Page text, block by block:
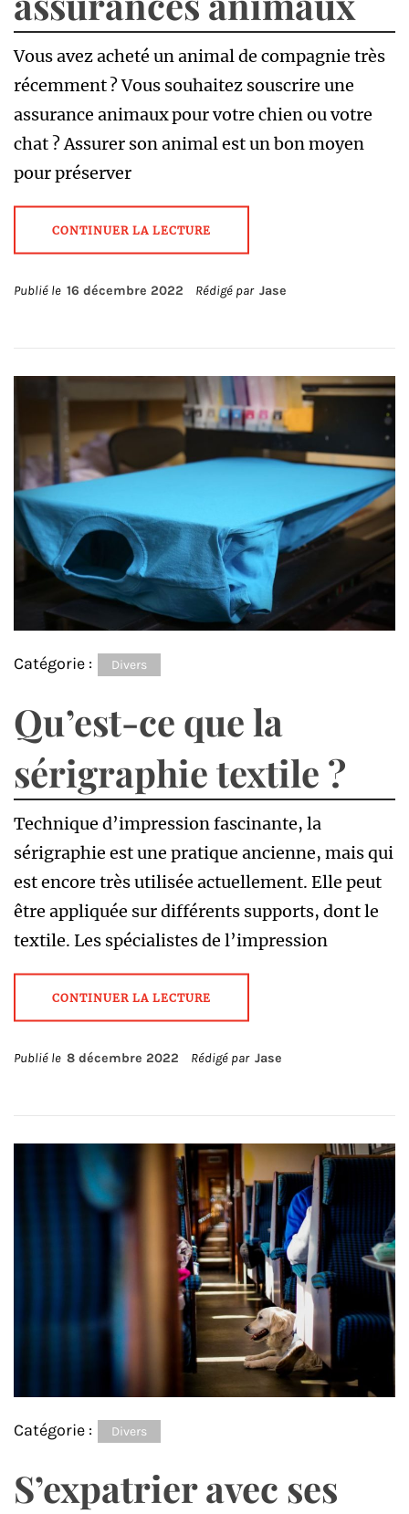
Vous avez acheté un animal de compagnie très
récemment ? Vous souhaitez souscrire une
assurance animaux pour votre chien ou votre
chat ? Assurer son animal est un bon moyen
pour préserver
CONTINUER LA LECTURE
Publié le 16 décembre 2022 Rédigé par Jase
Catégorie : Divers
Qu’est-ce que la
sérigraphie textile ?
Technique d’impression fascinante, la
sérigraphie est une pratique ancienne, mais qui
est encore très utilisée actuellement. Elle peut
être appliquée sur différents supports, dont le
textile. Les spécialistes de l’impression
CONTINUER LA LECTURE
Publié le 8 décembre 2022 Rédigé par Jase
Catégorie : Divers
S’expatrier avec ses